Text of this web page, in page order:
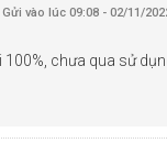
cao mới và bốn
tiền nhiệm.
Gửi vào lúc 09:08 - 02/11/
chưa qua sử